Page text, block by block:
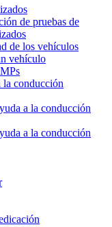
de pruebas de
de los vehículos
vehículo
la conducción
a la conducción
a la conducción